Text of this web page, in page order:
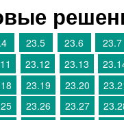
23.5 23.6 23.7
23.12 23.13
23.19 23.20
23.26 23.27